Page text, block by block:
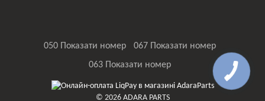
050 Показати номер
067 Показати номер
063 Показати номер
© 2026 ADARA PARTS